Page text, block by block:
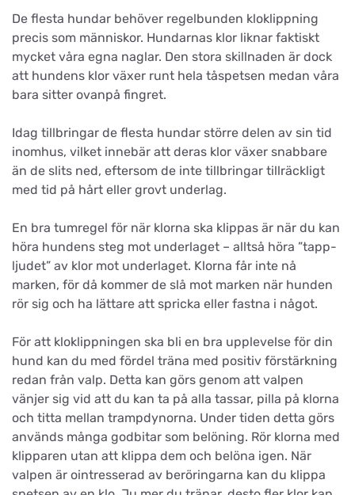
De flesta hundar behöver regelbunden kloklippning
precis som människor. Hundarnas klor liknar faktiskt
mycket våra egna naglar. Den stora skillnaden är dock
att hundens klor växer runt hela tåspetsen medan våra
bara sitter ovanpå fingret.
Idag tillbringar de flesta hundar större delen av sin tid
inomhus, vilket innebär att deras klor växer snabbare
än de slits ned, eftersom de inte tillbringar tillräckligt
med tid på hårt eller grovt underlag.
En bra tumregel för när klorna ska klippas är när du kan
höra hundens steg mot underlaget – alltså höra ”tapp-
ljudet” av klor mot underlaget. Klorna får inte nå
marken, för då kommer de slå mot marken när hunden
rör sig och ha lättare att spricka eller fastna i något.
För att kloklippningen ska bli en bra upplevelse för din
hund kan du med fördel träna med positiv förstärkning
redan från valp. Detta kan görs genom att valpen
vänjer sig vid att du kan ta på alla tassar, pilla på klorna
och titta mellan trampdynorna. Under tiden detta görs
används många godbitar som belöning. Rör klorna med
klipparen utan att klippa dem och belöna igen. När
valpen är ointresserad av beröringarna kan du klippa